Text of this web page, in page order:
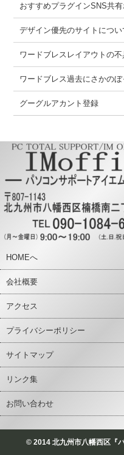
おすすめプラグインSNS共
デザイン優先のサイトについ
ワードブレスレイアウトの不
ワードブレス過去にさかのぼ
グーグルアカント登録
HOMEへ
会社概要
アクセス
プライバシーポリシー
サイトマップ
リンク集
お問い合わせ
© 2014 北九州市八幡西区『